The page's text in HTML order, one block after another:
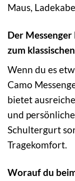
Maus,
Der
zum
Wenn du es
Camo
bietet
und
Schultergurt
Tragekomfort.
Worauf du